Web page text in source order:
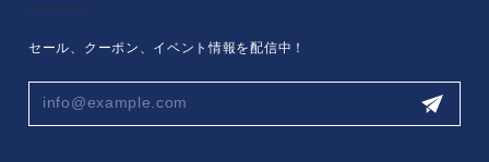
セール、クーポン、イベント情報を配信中！